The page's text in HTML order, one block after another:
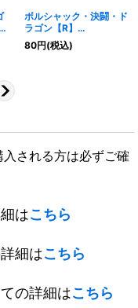
ボルシャック・決闘・ド
ラゴン【R】
{23BD442/60}《多》
80円(税込)
される方は必ずご確
はこちら
細はこちら
の詳細はこちら